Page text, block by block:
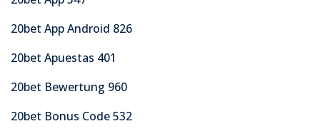
20bet App Android 826
20bet Apuestas 401
20bet Bewertung 960
20bet Bonus Code 532